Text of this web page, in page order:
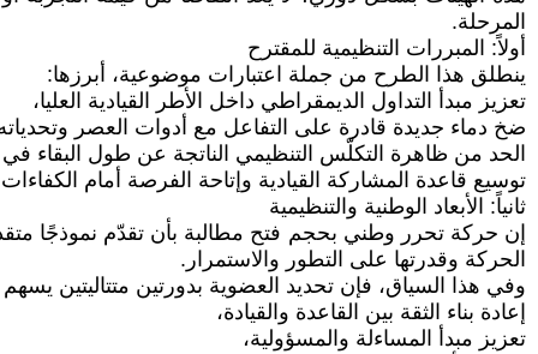
المرحلة.
أولاً: المبررات التنظيمية للمقترح
ينطلق هذا الطرح من جملة اعتبارات موضوعية، أبرزها:
تعزيز مبدأ التداول الديمقراطي داخل الأطر القيادية العليا،
ضخ دماء جديدة قادرة على التفاعل مع أدوات العصر
الحد من ظاهرة التكلّس التنظيمي الناتجة عن طول البقاء في
توسيع قاعدة المشاركة القيادية وإتاحة الفرصة أمام
ثانياً: الأبعاد الوطنية والتنظيمية
إن حركة تحرر وطني بحجم فتح مطالبة بأن تقدّم نموذجًا
الحركة وقدرتها على التطور والاستمرار.
وفي هذا السياق، فإن تحديد العضوية بدورتين متتاليتين
إعادة بناء الثقة بين القاعدة والقيادة،
تعزيز مبدأ المساءلة والمسؤولية،